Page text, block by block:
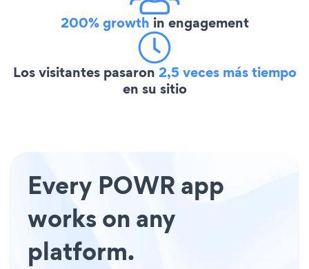
200% growth in engagement
Los visitantes pasaron 2,5 veces más tiempo
en su sitio
Every POWR app
works on any
platform.